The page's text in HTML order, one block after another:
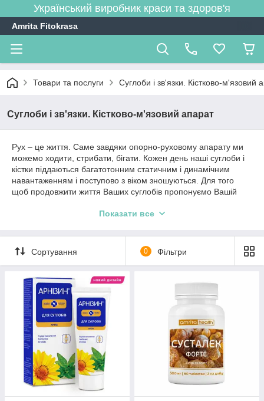
Український виробник краси та здоров'я
Amrita Fitokrasa
Товари та послуги Суглоби і зв'язки. Кістково-м'язовий
Суглоби і зв'язки. Кістково-м'язовий апарат
Рух – це життя. Саме завдяки опорно-руховому апарату ми
можемо ходити, стрибати, бігати. Кожен день наші суглоби і
кістки піддаються багатотонним статичним і динамічним
навантаженням і поступово з віком зношуються. Для того
щоб продовжити життя Ваших суглобів пропонуємо Вашій
Показати все
Сортування 0 Фільтри